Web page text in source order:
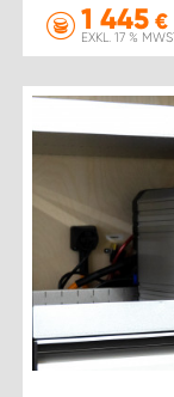
1 445 €
EXKL. 17 %